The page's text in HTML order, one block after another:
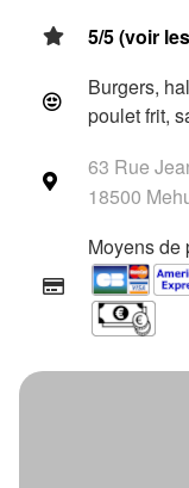
5/5 (voir
Burgers,
poulet frit,
63 Rue
18500
Moyens de